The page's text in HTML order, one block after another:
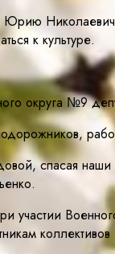
к культуре.
округа №9
спасая наши
участии